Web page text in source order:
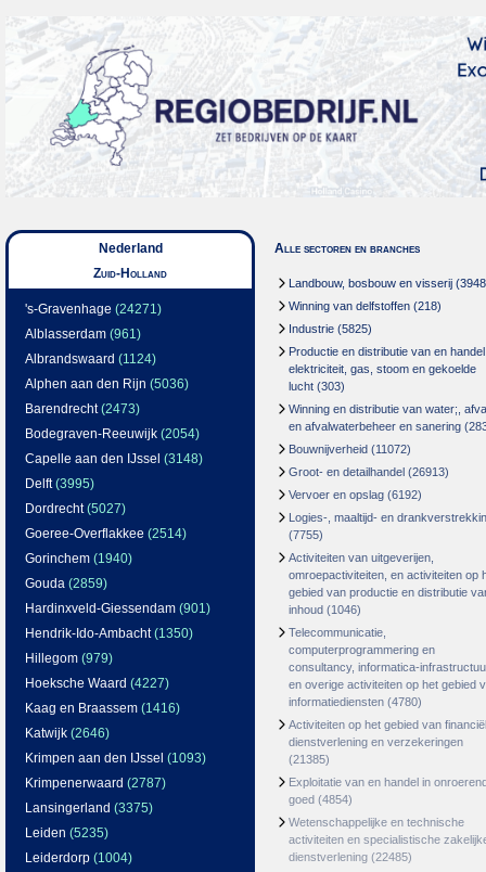
Nederland
Zuid-Holland
's-Gravenhage (24271)
Alblasserdam (961)
Albrandswaard (1124)
Alphen aan den Rijn (5036)
Barendrecht(2473)
Bodegraven-Reeuwijk (2054)
Capelle aan den IJssel (3148)
Delft(3995)
Dordrecht(5027)
Goeree-Overflakkee (2514)
Gorinchem (1940)
Gouda (2859)
Hardinxveld-Giessendam (901)
Hendrik-Ido-Ambacht(1350)
Hillegom (979)
Hoeksche Waard (4227)
Kaag en Braassem (1416)
Katwijk (2646)
Krimpen aan den IJssel (1093)
Krimpenerwaard (2787)
Lansingerland (3375)
Leiden (5235)
Leiderdorp (1004)
Alle sectoren en branches
Landbouw, bosbouw en visserij
Winning van delfstoffen (218)
Industrie (5825)
Productie en distributie van en
elektriciteit, gas, stoom en gekoelde
lucht (303)
Winning en distributie van water;,
en afvalwaterbeheer en sanering
Bouwnijverheid (11072)
Groot- en detailhandel (26913)
Vervoer en opslag (6192)
Logies-, maaltijd- en
(7755)
Activiteiten van uitgeverijen,
omroepactiviteiten, en activiteiten op
gebied van productie en distributie
inhoud (1046)
Telecommunicatie,
computerprogrammering en
consultancy, informatica-
en overige activiteiten op het gebied
informatiediensten (4780)
Activiteiten op het gebied van
dienstverlening en verzekeringen
(21385)
Exploitatie van en handel in
goed (4854)
Wetenschappelijke en technische
activiteiten en specialistische
dienstverlening (22485)